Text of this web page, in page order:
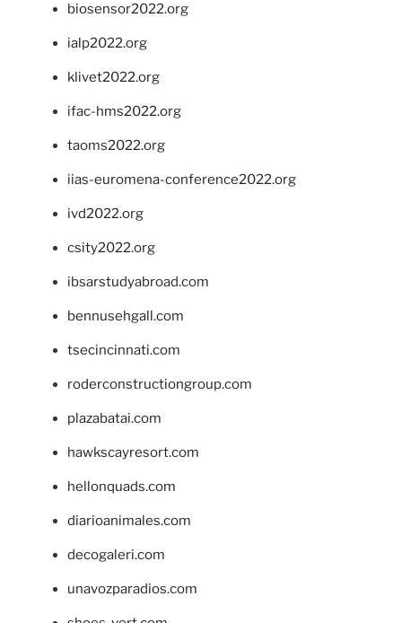
biosensor2022.org
ialp2022.org
klivet2022.org
ifac-hms2022.org
taoms2022.org
iias-euromena-conference2022.org
ivd2022.org
csity2022.org
ibsarstudyabroad.com
bennusehgall.com
tsecincinnati.com
roderconstructiongroup.com
plazabatai.com
hawkscayresort.com
hellonquads.com
diarioanimales.com
decogaleri.com
unavozparadios.com